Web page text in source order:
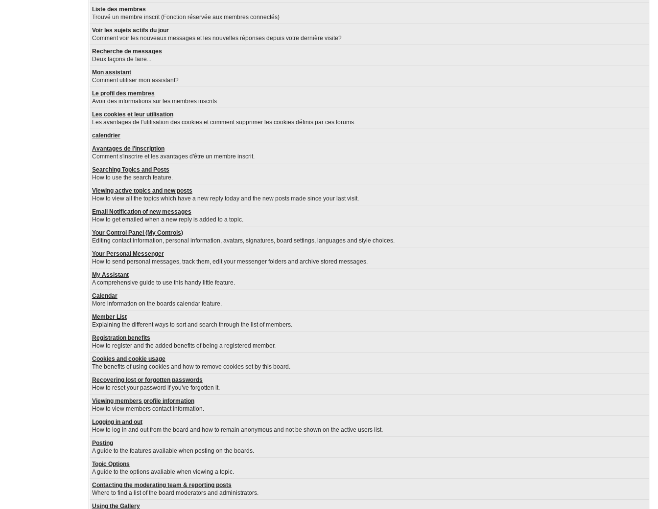
Liste des membres
Trouvé un membre inscrit (Fonction réservée aux membres connectés)
Voir les sujets actifs du jour
Comment voir les nouveaux messages et les nouvelles réponses depuis votre dernière visite?
Recherche de messages
Deux façons de faire...
Mon assistant
Comment utiliser mon assistant?
Le profil des membres
Avoir des informations sur les membres inscrits
Les cookies et leur utilisation
Les avantages de l'utilisation des cookies et comment supprimer les cookies définis par ces forums.
calendrier
Avantages de l'inscription
Comment s'inscrire et les avantages d'être un membre inscrit.
Searching Topics and Posts
How to use the search feature.
Viewing active topics and new posts
How to view all the topics which have a new reply today and the new posts made since your last visit.
Email Notification of new messages
How to get emailed when a new reply is added to a topic.
Your Control Panel (My Controls)
Editing contact information, personal information, avatars, signatures, board settings, languages and style choices.
Your Personal Messenger
How to send personal messages, track them, edit your messenger folders and archive stored messages.
My Assistant
A comprehensive guide to use this handy little feature.
Calendar
More information on the boards calendar feature.
Member List
Explaining the different ways to sort and search through the list of members.
Registration benefits
How to register and the added benefits of being a registered member.
Cookies and cookie usage
The benefits of using cookies and how to remove cookies set by this board.
Recovering lost or forgotten passwords
How to reset your password if you've forgotten it.
Viewing members profile information
How to view members contact information.
Logging in and out
How to log in and out from the board and how to remain anonymous and not be shown on the active users list.
Posting
A guide to the features available when posting on the boards.
Topic Options
A guide to the options avaliable when viewing a topic.
Contacting the moderating team & reporting posts
Where to find a list of the board moderators and administrators.
Using the Gallery